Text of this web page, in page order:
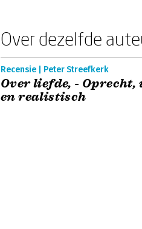
Over dezelfde
Recensie | Peter Streefkerk
Over liefde, - Oprecht,
en realistisch